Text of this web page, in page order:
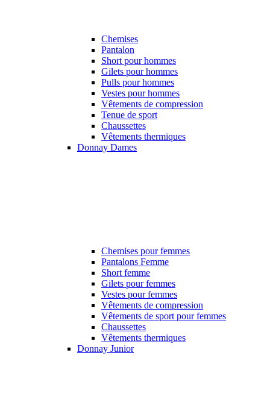
Chemises
Pantalon
Short pour hommes
Gilets pour hommes
Pulls pour hommes
Vestes pour hommes
Vêtements de compression
Tenue de sport
Chaussettes
Vêtements thermiques
Donnay Dames
Chemises pour femmes
Pantalons Femme
Short femme
Gilets pour femmes
Vestes pour femmes
Vêtements de compression
Vêtements de sport pour femmes
Chaussettes
Vêtements thermiques
Donnay Junior